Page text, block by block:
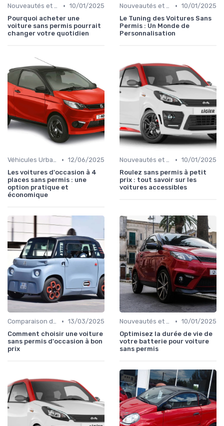
Nouveautés et Tendances • 10/01/2025
Pourquoi acheter une
voiture sans permis pourrait
changer votre quotidien
Nouveautés et Tendances • 10/01/2025
Le Tuning des Voitures Sans
Permis : Un Monde de
Personnalisation
Véhicules Urbains • 12/06/2025
Les voitures d'occasion à 4
places sans permis : une
option pratique et
économique
Nouveautés et Tendances • 10/01/2025
Roulez sans permis à petit
prix : tout savoir sur les
voitures accessibles
Comparaison des Modèles • 13/03/2025
Comment choisir une voiture
sans permis d'occasion à bon
prix
Nouveautés et Tendances • 10/01/2025
Optimisez la durée de vie de
votre batterie pour voiture
sans permis